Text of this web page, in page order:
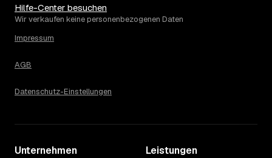
eher am unteren Ende, eine voll möblierte Wohnung mit
Etage ohne Aufzug oder viel Sperrmüll eher am oberen.
Sondermüllanteil verschieben den Endpreis. Den genauen
kostenlosen Einschätzung.
Hilfe-Center besuchen
Wir verkaufen keine personenbezogenen Daten
Impressum
AGB
Datenschutz-Einstellungen
Unternehmen Leistungen